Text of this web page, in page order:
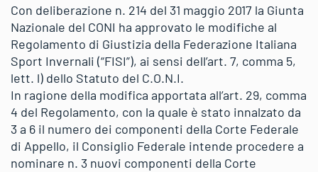
Con deliberazione n. 214 del 31 maggio 2017 la Giunta
Nazionale del CONI ha approvato le modifiche al
Regolamento di Giustizia della Federazione Italiana
Sport Invernali (“FISI”), ai sensi dell’art. 7, comma 5,
lett. l) dello Statuto del C.O.N.I.
In ragione della modifica apportata all’art. 29, comma
4 del Regolamento, con la quale è stato innalzato da
3 a 6 il numero dei componenti della Corte Federale
di Appello, il Consiglio Federale intende procedere a
nominare n. 3 nuovi componenti della Corte